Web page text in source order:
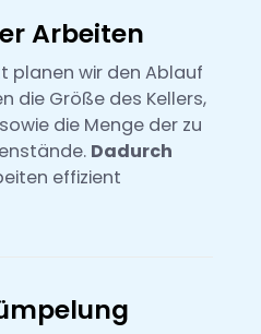
Arbeiten
planen wir den Ablauf
die Größe des Kellers,
die Menge der zu
Dadurch
effizient